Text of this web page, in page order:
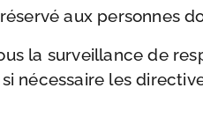
aux personnes
la surveillance de
nécessaire les